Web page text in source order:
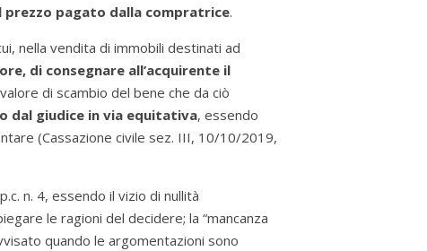
pagato dalla compratrice.
nella vendita di immobili destinati ad
di consegnare all’acquirente il
di scambio del bene che da ciò
dal giudice in via equitativa, essendo
(Cassazione civile sez. III, 10/10/2019,
n. 4, essendo il vizio di nullità
le ragioni del decidere; la “mancanza
quando le argomentazioni sono